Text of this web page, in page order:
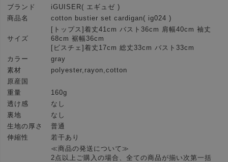
ブランド
iGUISER( エギュゼ )
商品名
cotton bustier set cardigan( ig024 )
サイズ
[トップス]着丈41cm バスト36cm 肩幅40cm 袖丈
68cm 裾幅36cm
[ビスチェ]着丈17cm 総丈33cm バスト33cm
カラー
gray
素材
polyester,rayon,cotton
原産国
重量
160g
透け感
なし
裏地
なし
生地の厚さ
普通
伸縮性
若干あり
≪商品の発送について≫
2点以上ご購入の場合、全ての商品が揃い次第一括